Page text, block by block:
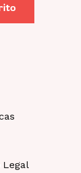
Legal